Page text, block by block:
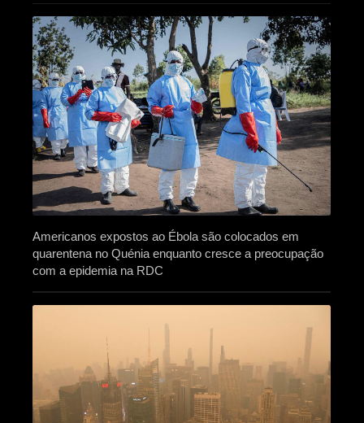
Americanos expostos ao Ébola são colocados em
quarentena no Quénia enquanto cresce a preocupação
com a epidemia na RDC